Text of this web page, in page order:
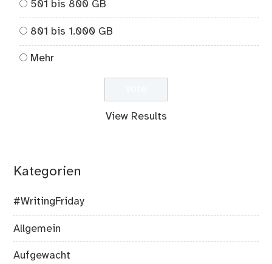
501 bis 800 GB
801 bis 1.000 GB
Mehr
View Results
Kategorien
#WritingFriday
Allgemein
Aufgewacht